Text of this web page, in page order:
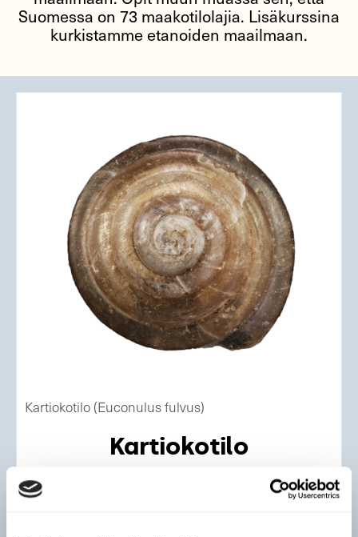
Suomessa on 73 maakotilolajia. Lisäkurssina
kurkistamme etanoiden maailmaan.
Kartiokotilo (Euconulus fulvus)
Kartiokotilo